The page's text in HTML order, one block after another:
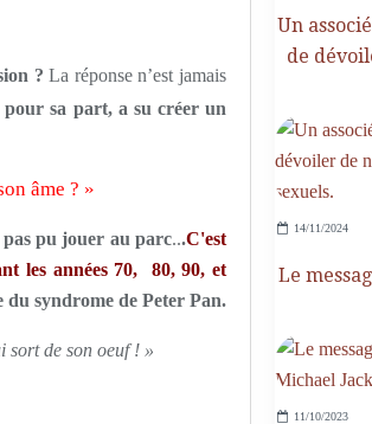
? La réponse n’est jamais
pour sa part, a su créer un
âme ? »
pu jouer au parc...C'est
les années 70, 80, 90, et
syndrome de Peter Pan.
sort de son oeuf ! »
Un
de
14/11/2024
Le
11/10/2023